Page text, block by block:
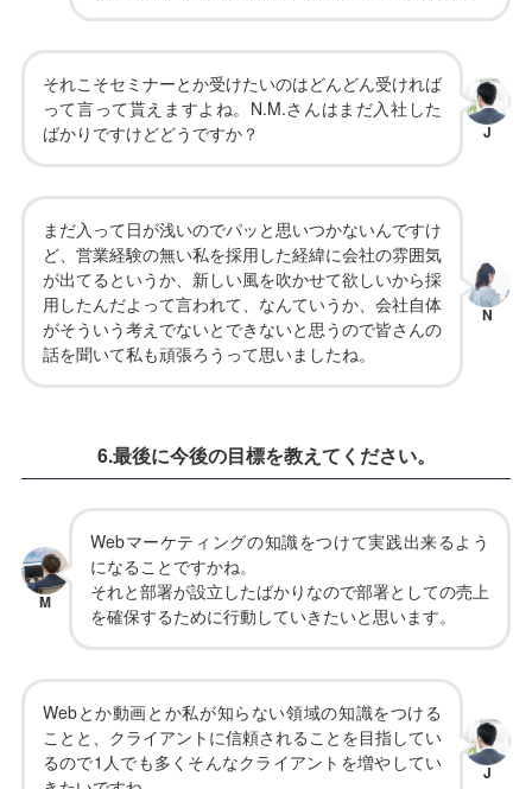
それこそセミナーとか受けたいのはどんどん受ければ
って言って貰えますよね。N.M.さんはまだ入社した
ばかりですけどどうですか？
J
まだ入って日が浅いのでパッと思いつかないんですけ
ど、営業経験の無い私を採用した経緯に会社の雰囲気
が出てるというか、新しい風を吹かせて欲しいから採
用したんだよって言われて、なんていうか、会社自体
がそういう考えでないとできないと思うので皆さんの
話を聞いて私も頑張ろうって思いましたね。
N
6.最後に今後の目標を教えてください。
M
Webマーケティングの知識をつけて実践出来るよう
になることですかね。
それと部署が設立したばかりなので部署としての売上
を確保するために行動していきたいと思います。
Webとか動画とか私が知らない領域の知識をつける
ことと、クライアントに信頼されることを目指してい
るので1人でも多くそんなクライアントを増やしてい
J